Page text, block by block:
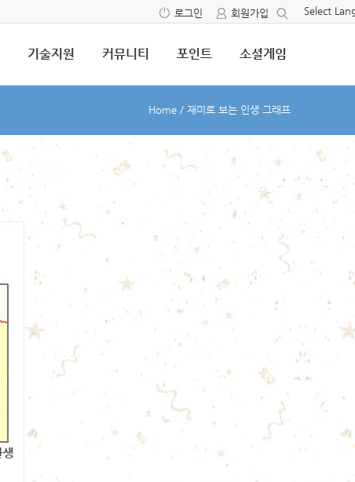
Select
로그인 회원가입
기술지원 커뮤니티 포인트 소셜게임
Home / 재미로 보는 인생 그래프